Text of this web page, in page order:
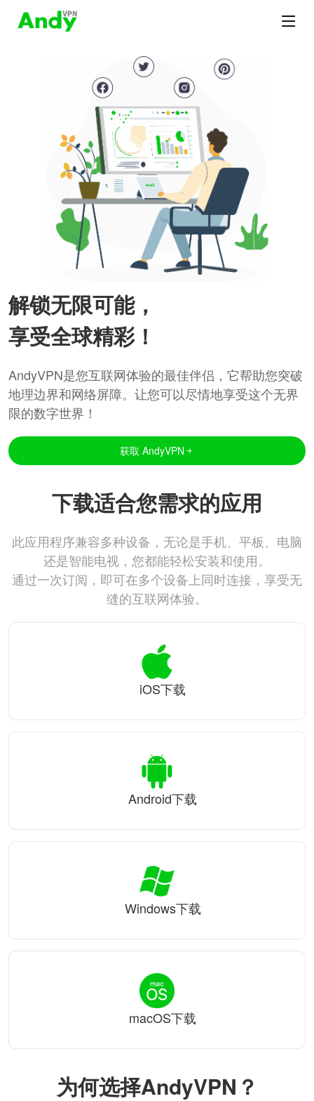
解锁无限可能，
享受全球精彩！
AndyVPN是您互联网体验的最佳伴侣，它帮助您突破
地理边界和网络屏障。让您可以尽情地享受这个无界
限的数字世界！
获取 AndyVPN
为何选择AndyVPN？
下载适合您需求的应用
此应用程序兼容多种设备，无论是手机、平板、电脑
还是智能电视，您都能轻松安装和使用。
通过一次订阅，即可在多个设备上同时连接，享受无
缝的互联网体验。
iOS下载
Android下载
Windows下载
macOS下载